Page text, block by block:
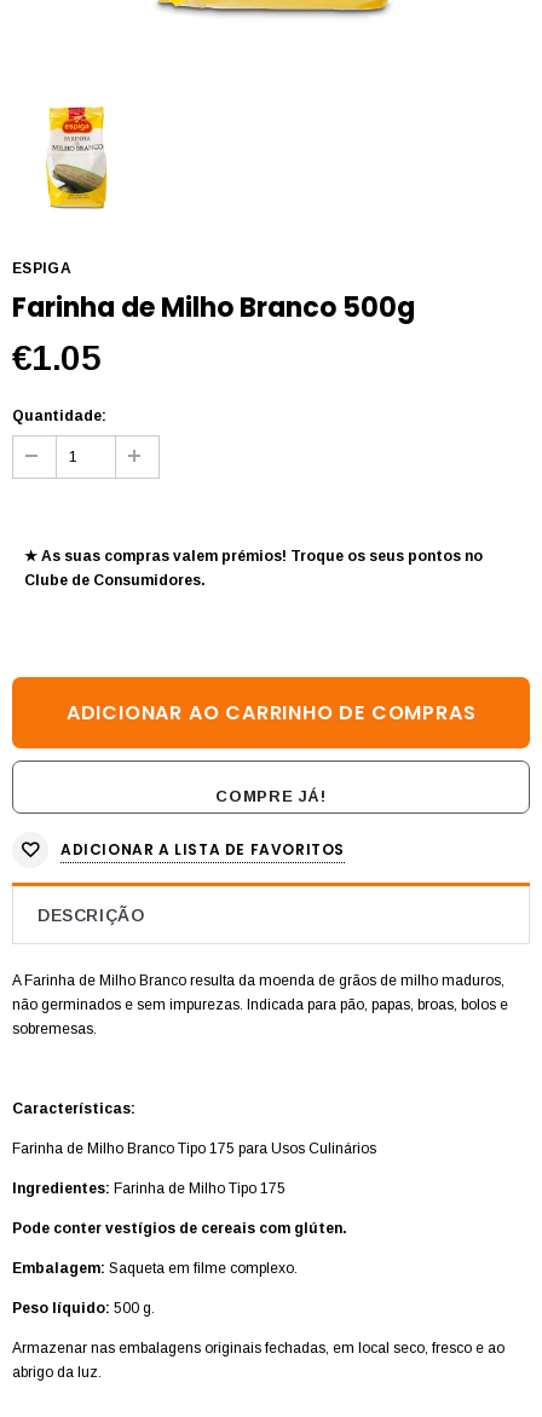
ESPIGA
Farinha de Milho Branco 500g
€1.05
Quantidade:
★ As suas compras valem prémios! Troque os seus pontos no
Clube de Consumidores.
COMPRE JÁ!
ADICIONAR A LISTA DE FAVORITOS
DESCRIÇÃO
A Farinha de Milho Branco resulta da moenda de grãos de milho maduros,
não germinados e sem impurezas. Indicada para pão, papas, broas, bolos e
sobremesas.
Características:
Farinha de Milho Branco Tipo 175 para Usos Culinários
Ingredientes: Farinha de Milho Tipo 175
Pode conter vestígios de cereais com glúten.
Embalagem: Saqueta em filme complexo.
Peso líquido: 500 g.
Armazenar nas embalagens originais fechadas, em local seco, fresco e ao
abrigo da luz.